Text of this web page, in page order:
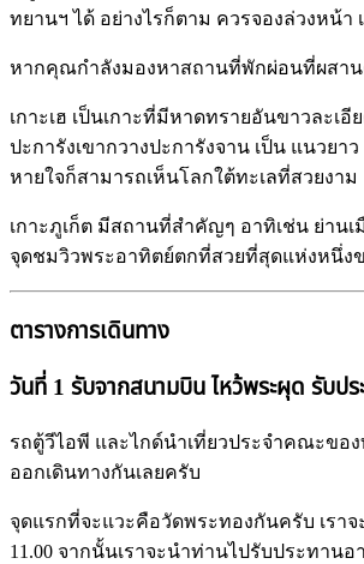
ทยานฯ ได้ อย่างไรก็ตาม ควรจองล่วงหน้
หากคุณกำลังมองหาสถานที่พักผ่อนที่ผสาน
เกาะเฮ เป็นเกาะที่มีหาดทรายอันขาวละ
ปะการังเขากวางปะการังจาน เป็น แนวย
หายใจก็สามารถเห็นโลกใต้ทะเลที่สวยงาม
เกาะภูเก็ต มีสถานที่สำคัญๆ อาทิเช่น ย่าน
จุดชมวิวพระอาทิตย์ตกที่สวยที่สุดแห่งหนึ่ง
ตารางการเดินทาง
วันที่ 1 รับจากสนามบิน ไหว้พระผุด รับปร
รถตู้วีไอพี และไกด์นำเที่ยวประจำคณะขอ
ออกเดินทางกันเลยครับ
จุดแรกที่จะแวะคือวัดพระทองกันครับ เรา
11.00 จากนั้นเราจะนำท่านไปรับประทา